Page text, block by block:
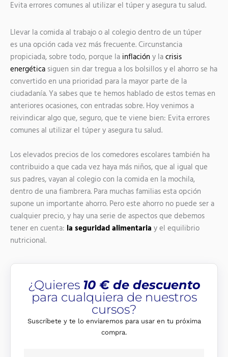
Evita errores comunes al utilizar el túper y asegura tu salud.
Llevar la comida al trabajo o al colegio dentro de un túper
es una opción cada vez más frecuente. Circunstancia
propiciada, sobre todo, porque la inflación y la crisis
energética siguen sin dar tregua a los bolsillos y el ahorro se ha
convertido en una prioridad para la mayor parte de la
ciudadanía. Ya sabes que te hemos hablado de estos temas en
anteriores ocasiones, con entradas sobre. Hoy venimos a
reivindicar algo que, seguro, que te viene bien: Evita errores
comunes al utilizar el túper y asegura tu salud.
Los elevados precios de los comedores escolares también ha
contribuido a que cada vez haya más niños, que al igual que
sus padres, vayan al colegio con la comida en la mochila,
dentro de una fiambrera. Para muchas familias esta opción
supone un importante ahorro. Pero este ahorro no puede ser a
cualquier precio, y hay una serie de aspectos que debemos
tener en cuenta: la seguridad alimentaria y el equilibrio
nutricional.
¿Quieres 10 € de descuento
para cualquiera de nuestros
cursos?
Suscríbete y te lo enviaremos para usar en tu próxima
compra.